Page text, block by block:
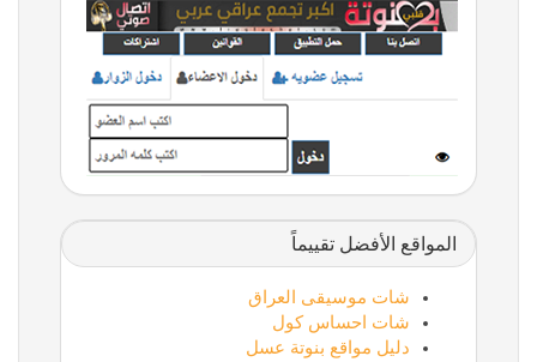
المواقع الأفضل تقييماً
شات موسيقى العراق
شات احساس كول
دليل مواقع بنوتة عسل